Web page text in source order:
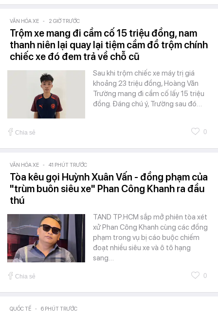
VĂN HÓA XE - 2 GIỜ TRƯỚC
Trộm xe mang đi cầm cố 15 triệu đồng, nam
thanh niên lại quay lại tiệm cầm đồ trộm chính
chiếc xe đó đem trả về chỗ cũ
Sau khi trộm chiếc xe máy trị giá
khoảng 23 triệu đồng, Hoàng Văn
Trường mang đi cầm cố lấy 15 triệu
đồng. Đáng chú ý, Trường sau đó…
Chia sẻ 0
VĂN HÓA XE - 41 PHÚT TRƯỚC
Tòa kêu gọi Huỳnh Xuân Vấn - đồng phạm của
"trùm buôn siêu xe" Phan Công Khanh ra đầu
thú
TAND TP.HCM sắp mở phiên tòa xét
xử Phan Công Khanh cùng các đồng
phạm trong vụ bị cáo buộc chiếm
đoạt nhiều siêu xe và ô tô hạng
sang…
Chia sẻ 0
QUỐC TẾ - 6 PHÚT TRƯỚC